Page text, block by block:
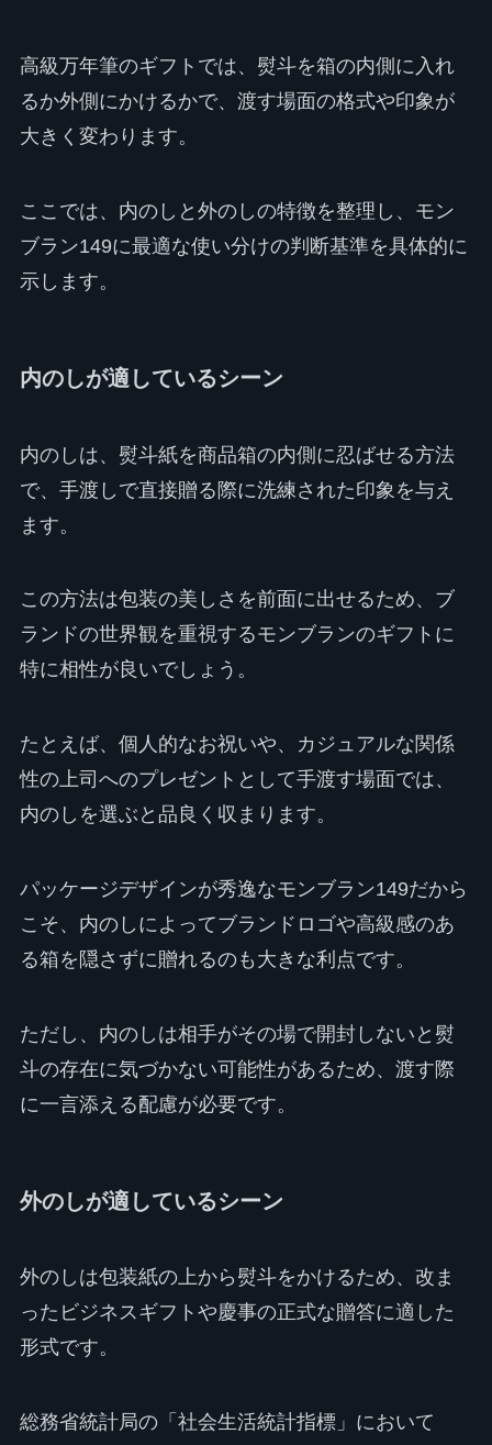
高級万年筆のギフトでは、熨斗を箱の内側に入れ
るか外側にかけるかで、渡す場面の格式や印象が
大きく変わります。
ここでは、内のしと外のしの特徴を整理し、モン
ブラン149に最適な使い分けの判断基準を具体的に
示します。
内のしが適しているシーン
内のしは、熨斗紙を商品箱の内側に忍ばせる方法
で、手渡しで直接贈る際に洗練された印象を与え
ます。
この方法は包装の美しさを前面に出せるため、ブ
ランドの世界観を重視するモンブランのギフトに
特に相性が良いでしょう。
たとえば、個人的なお祝いや、カジュアルな関係
性の上司へのプレゼントとして手渡す場面では、
内のしを選ぶと品良く収まります。
パッケージデザインが秀逸なモンブラン149だから
こそ、内のしによってブランドロゴや高級感のあ
る箱を隠さずに贈れるのも大きな利点です。
ただし、内のしは相手がその場で開封しないと熨
斗の存在に気づかない可能性があるため、渡す際
に一言添える配慮が必要です。
外のしが適しているシーン
外のしは包装紙の上から熨斗をかけるため、改ま
ったビジネスギフトや慶事の正式な贈答に適した
形式です。
総務省統計局の「社会生活統計指標」において